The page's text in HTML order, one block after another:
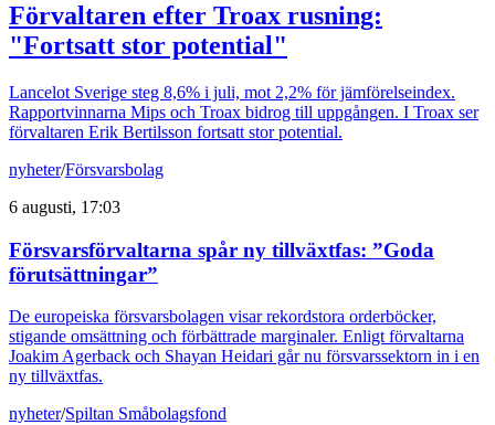
Förvaltaren efter Troax rusning:
"Fortsatt stor potential"
Lancelot Sverige steg 8,6% i juli, mot 2,2% för jämförelseindex.
Rapportvinnarna Mips och Troax bidrog till uppgången. I Troax ser
förvaltaren Erik Bertilsson fortsatt stor potential.
nyheter/Försvarsbolag
6 augusti, 17:03
Försvarsförvaltarna spår ny tillväxtfas: ”Goda
förutsättningar”
De europeiska försvarsbolagen visar rekordstora orderböcker,
stigande omsättning och förbättrade marginaler. Enligt förvaltarna
Joakim Agerback och Shayan Heidari går nu försvarssektorn in i en
ny tillväxtfas.
nyheter/Spiltan Småbolagsfond